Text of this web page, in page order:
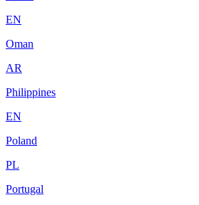
EN
Oman
AR
Philippines
EN
Poland
PL
Portugal